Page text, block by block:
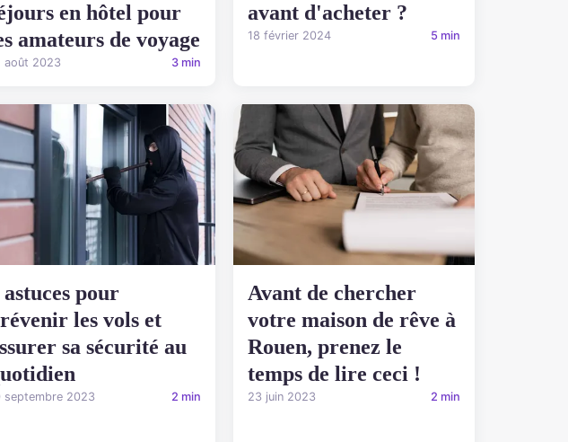
en hôtel pour
amateurs de voyage
août 2023 3 min
avant d'acheter ?
18 février 2024 5 min
astuces pour
les vols et
sa sécurité au
septembre 2023 2 min
Avant de chercher
votre maison de rêve à
Rouen, prenez le
temps de lire ceci !
23 juin 2023 2 min